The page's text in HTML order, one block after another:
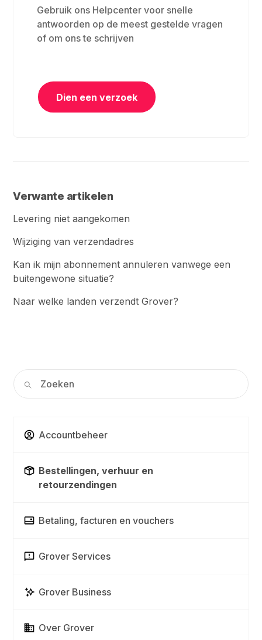
Accountbeheer
Bestellingen, verhuur en
retourzendingen
Betaling, facturen en vouchers
Grover Services
Grover Business
Over Grover
Gebruik ons Helpcenter voor snelle
antwoorden op de meest gestelde vragen
of om ons te schrijven
Dien een verzoek
Verwante artikelen
Levering niet aangekomen
Wijziging van verzendadres
Kan ik mijn abonnement annuleren vanwege een
buitengewone situatie?
Naar welke landen verzendt Grover?